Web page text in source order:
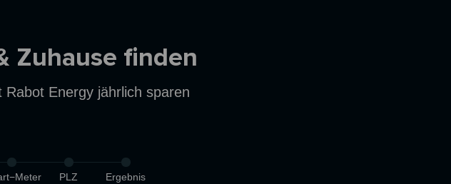
Zuhause finden
Energy jährlich sparen
PLZ Ergebnis